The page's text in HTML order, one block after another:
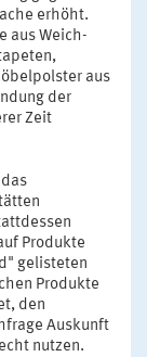
erhöht.
aus Weich-
aus
der
Zeit
Produkte
gelisteten
Produkte
den
Auskunft
nutzen.